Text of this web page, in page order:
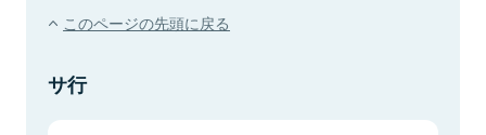
このページの先頭に戻る
サ行